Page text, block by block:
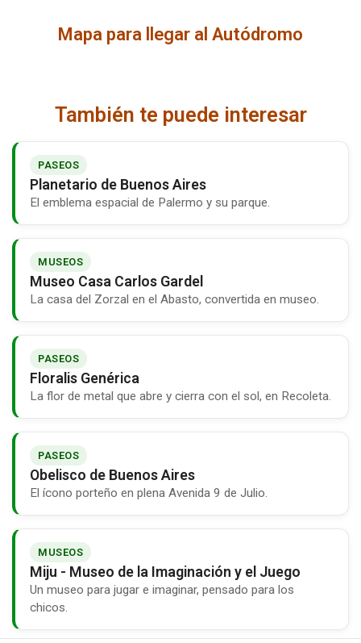
Mapa para llegar al Autódromo
También te puede interesar
PASEOS
Planetario de Buenos Aires
El emblema espacial de Palermo y su parque.
MUSEOS
Museo Casa Carlos Gardel
La casa del Zorzal en el Abasto, convertida en museo.
PASEOS
Floralis Genérica
La flor de metal que abre y cierra con el sol, en Recoleta.
PASEOS
Obelisco de Buenos Aires
El ícono porteño en plena Avenida 9 de Julio.
MUSEOS
Miju - Museo de la Imaginación y el Juego
Un museo para jugar e imaginar, pensado para los
chicos.